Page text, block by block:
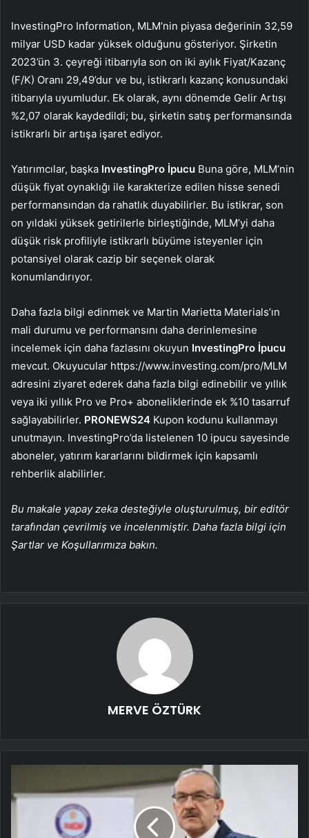
InvestingPro Information, MLM’nin piyasa değerinin 32,59
milyar USD kadar yüksek olduğunu gösteriyor. Şirketin
2023’ün 3. çeyreği itibarıyla son on iki aylık Fiyat/Kazanç
(F/K) Oranı 29,49’dur ve bu, istikrarlı kazanç konusundaki
itibarıyla uyumludur. Ek olarak, aynı dönemde Gelir Artışı
%2,07 olarak kaydedildi; bu, şirketin satış performansında
istikrarlı bir artışa işaret ediyor.
Yatırımcılar, başka InvestingPro İpucu Buna göre, MLM’nin
düşük fiyat oynaklığı ile karakterize edilen hisse senedi
performansından da rahatlık duyabilirler. Bu istikrar, son
on yıldaki yüksek getirilerle birleştiğinde, MLM’yi daha
düşük risk profiliyle istikrarlı büyüme isteyenler için
potansiyel olarak cazip bir seçenek olarak
konumlandırıyor.
Daha fazla bilgi edinmek ve Martin Marietta Materials’ın
mali durumu ve performansını daha derinlemesine
incelemek için daha fazlasını okuyun InvestingPro İpucu
mevcut. Okuyucular https://www.investing.com/pro/MLM
adresini ziyaret ederek daha fazla bilgi edinebilir ve yıllık
veya iki yıllık Pro ve Pro+ aboneliklerinde ek %10 tasarruf
sağlayabilirler. PRONEWS24 Kupon kodunu kullanmayı
unutmayın. InvestingPro’da listelenen 10 ipucu sayesinde
aboneler, yatırım kararlarını bildirmek için kapsamlı
rehberlik alabilirler.
Bu makale yapay zeka desteğiyle oluşturulmuş, bir editör
tarafından çevrilmiş ve incelenmiştir. Daha fazla bilgi için
Şartlar ve Koşullarımıza bakın.
MERVE ÖZTÜRK